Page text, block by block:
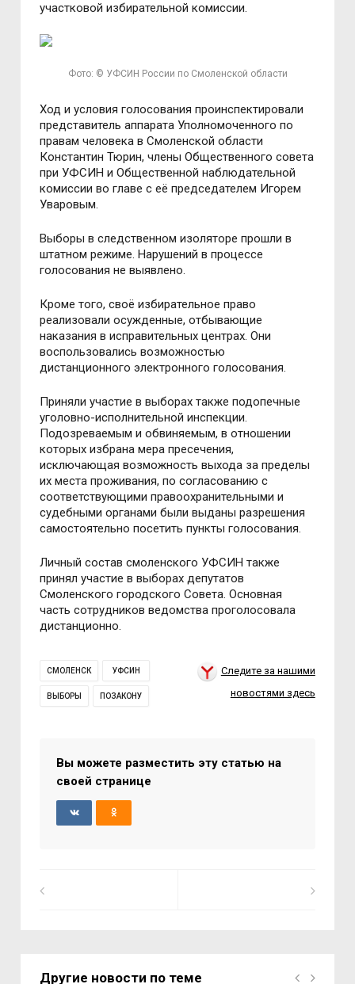
участковой избирательной комиссии.
Фото: © УФСИН России по Смоленской области
Ход и условия голосования проинспектировали
представитель аппарата Уполномоченного по
правам человека в Смоленской области
Константин Тюрин, члены Общественного совета
при УФСИН и Общественной наблюдательной
комиссии во главе с её председателем Игорем
Уваровым.
Выборы в следственном изоляторе прошли в
штатном режиме. Нарушений в процессе
голосования не выявлено.
Кроме того, своё избирательное право
реализовали осужденные, отбывающие
наказания в исправительных центрах. Они
воспользовались возможностью
дистанционного электронного голосования.
Приняли участие в выборах также подопечные
уголовно-исполнительной инспекции.
Подозреваемым и обвиняемым, в отношении
которых избрана мера пресечения,
исключающая возможность выхода за пределы
их места проживания, по согласованию с
соответствующими правоохранительными и
судебными органами были выданы разрешения
самостоятельно посетить пункты голосования.
Личный состав смоленского УФСИН также
принял участие в выборах депутатов
Смоленского городского Совета. Основная
часть сотрудников ведомства проголосовала
дистанционно.
СМОЛЕНСК УФСИН
ВЫБОРЫ ПОЗАКОНУ
Следите за нашими
новостями здесь
Вы можете разместить эту статью на
своей странице
Другие новости по теме